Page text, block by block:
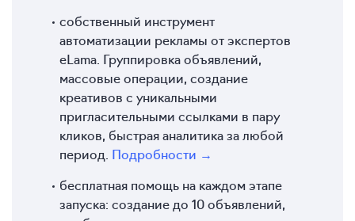
собственный инструмент
автоматизации рекламы от экспертов
eLama. Группировка объявлений,
массовые операции, создание
креативов с уникальными
пригласительными ссылками в пару
кликов, быстрая аналитика за любой
период. Подробности →
бесплатная помощь на каждом этапе
запуска: создание до 10 объявлений,